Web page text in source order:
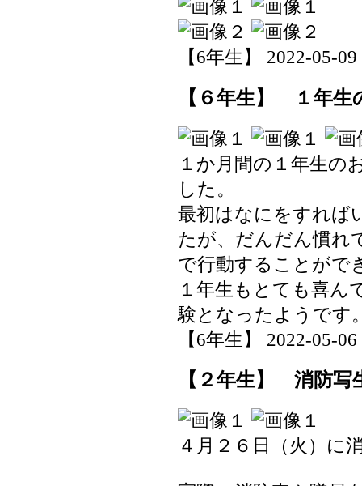
【6年生】 2022-05-
【６年生】 １年生
１か月間の１年生の
した。
最初はなにをすれば
たが、だんだん慣れ
で行動することがで
１年生もとても喜ん
験となったようです
【6年生】 2022-05-
【２年生】 消防写
４月２６日（火）に